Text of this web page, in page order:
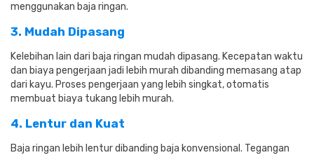
menggunakan baja ringan.
3. Mudah Dipasang
Kelebihan lain dari baja ringan mudah dipasang. Kecepatan waktu
dan biaya pengerjaan jadi lebih murah dibanding memasang atap
dari kayu. Proses pengerjaan yang lebih singkat, otomatis
membuat biaya tukang lebih murah.
4. Lentur dan Kuat
Baja ringan lebih lentur dibanding baja konvensional. Tegangan